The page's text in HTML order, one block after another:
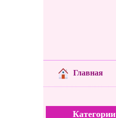
Главная
Категории